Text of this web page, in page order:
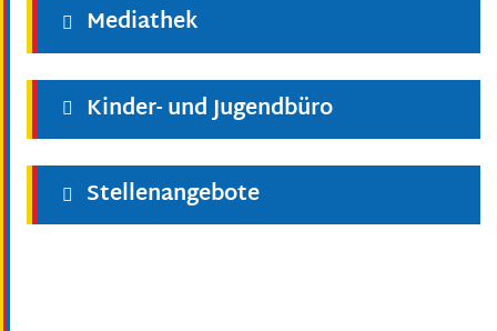
Mediathek
Kinder- und Jugendbüro
Stellenangebote